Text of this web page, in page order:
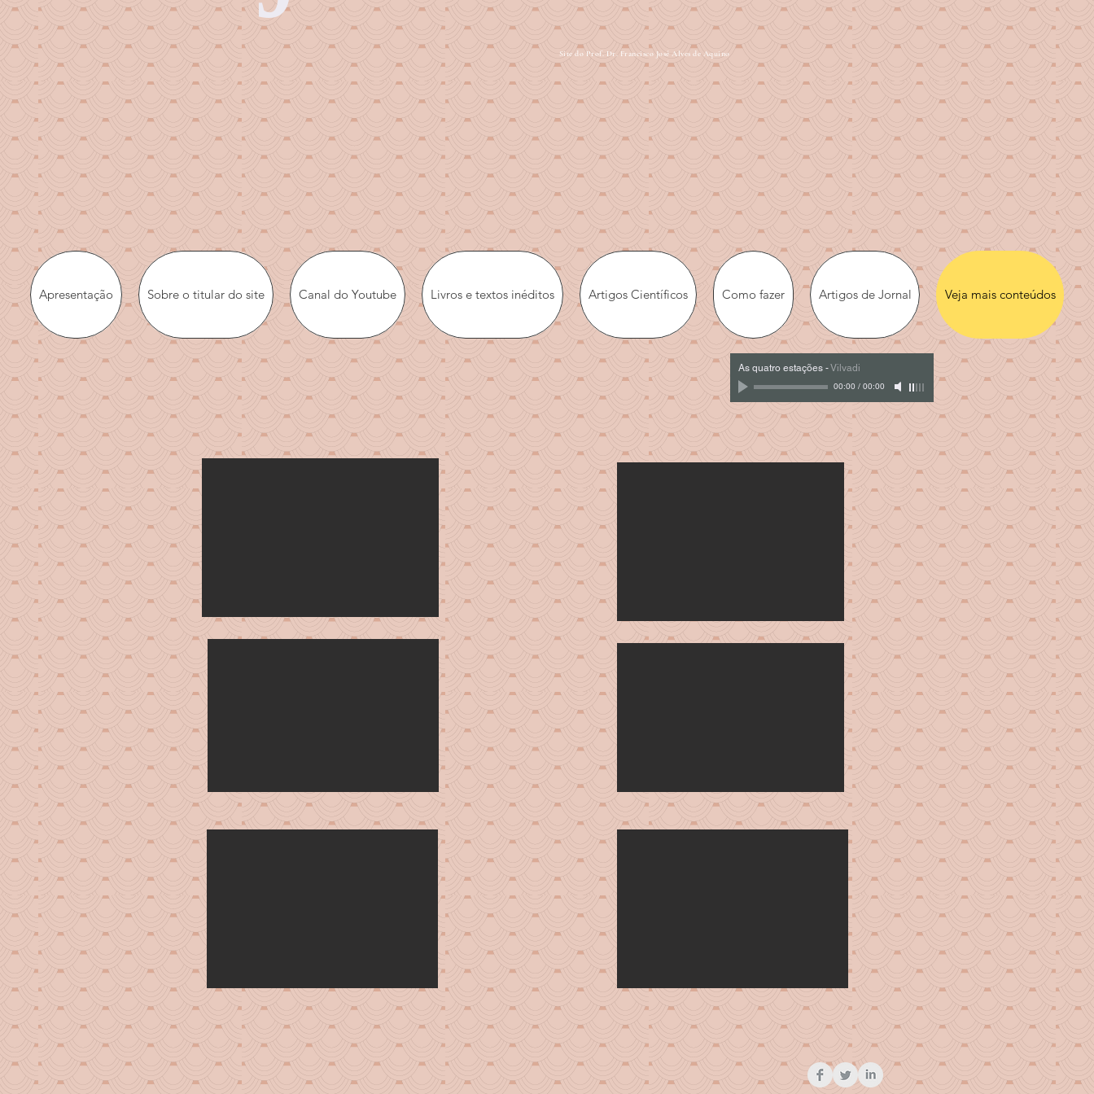
Site do Prof. Dr. Francisco José Alves de Aquino
Apresentação Sobre o titular do site Canal do Youtube Livros e textos inéditos Artigos Científicos Como fazer Artigos de Jornal Veja mais conteúdos
As quatro estações -Vilvadi
00:00/ 00:00